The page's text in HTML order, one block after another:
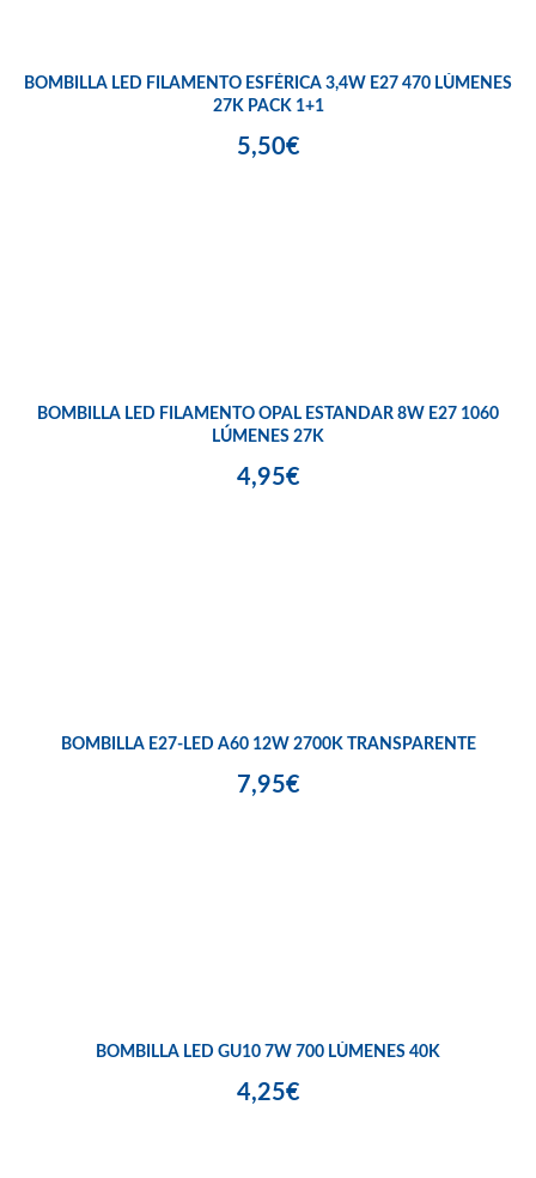
BOMBILLA LED FILAMENTO ESFÉRICA 3,4W E27 470 LÚMENES
27K PACK 1+1
5,50€
BOMBILLA LED FILAMENTO OPAL ESTANDAR 8W E27 1060
LÚMENES 27K
4,95€
BOMBILLA E27-LED A60 12W 2700K TRANSPARENTE
7,95€
BOMBILLA LED GU10 7W 700 LÚMENES 40K
4,25€